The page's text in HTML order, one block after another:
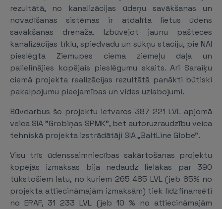
rezultātā, no kanalizācijas ūdeņu savākšanas un
novadīšanas sistēmas ir atdalīta lietus ūdens
savākšanas drenāža. Izbūvējot jaunu pašteces
kanalizācijas tīklu, spiedvadu un sūkņu staciju, pie NAI
pieslēgta Ziemupes ciema ziemeļu daļa un
palielinājies kopējais pieslēgumu skaits. Arī Saraiķu
ciemā projekta realizācijas rezultātā panākti būtiski
pakalpojumu pieejamības un vides uzlabojumi.
Būvdarbus šo projektu ietvaros 387 221 LVL apjomā
veica SIA ”Grobiņas SPMK”, bet autoruzraudzību veica
tehniskā projekta izstrādātāji SIA „BaltLine Globe”.
Visu trīs ūdenssaimniecības sakārtošanas projektu
kopējās izmaksas bija nedaudz lielākas par 390
tūkstošiem latu, no kuriem 265 485 LVL (jeb 85% no
projekta attiecināmajām izmaksām) tiek līdzfinansēti
no ERAF, 31 233 LVL (jeb 10 % no attiecināmajām